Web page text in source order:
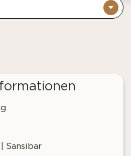
Sansibar